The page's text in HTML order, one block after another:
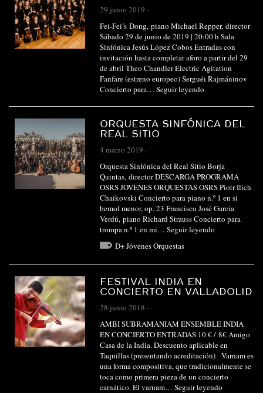
29 junio 2019 -
Fei-Fei’s Dong, piano Michael Repper, director
Sábado 29 de junio de 2019 | 20:00 h Sala
Sinfónica Jesús López Cobos Entradas con
invitación hasta completar aforo a partir del 29
de abril Theo Chandler Electric Agitation
Fanfare (estreno europeo) Serguéi Rajmáninov
Concierto para… Seguir leyendo
ORQUESTA SINFÓNICA DEL
REAL SITIO
4 marzo 2019 -
Orquesta Sinfónica del Real Sitio Borja
Quintas, director DESCARGA PROGRAMA
OSRS JOVENES ORQUESTAS OSRS Piotr Ilich
Chaikovski Concierto para piano n.º 1 en si
bemol menor, op. 23 Francisco José García
Verdú, piano Richard Strauss Concierto para
trompa n.º 1 en mi… Seguir leyendo
D+ Jóvenes Orquestas
FESTIVAL INDIA EN
CONCIERTO EN VALLADOLID
28 junio 2018 -
AMBI SUBRAMANIAM ENSEMBLE INDIA
EN CONCIERTO ENTRADAS 10 € / 8€ Amigo
Casa de la India. Descuento aplicable en
Taquillas (presentando acreditación) Varnam es
una forma compositiva, que tradicionalmente se
toca como primera pieza de un concierto
carnático. El varnam… Seguir leyendo